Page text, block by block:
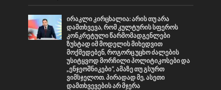
ირაკლი კირცხალია: არის თუ არა
დამთხვევა, რომ კულტურის სფეროს
კონკრეტული წარმომადგენლები
ზუსტად იმ მოდელის მიხედვით
მოქმედებენ, როგორც უცხო ძალების
უსიტყვოდ მორჩილი პოლიტიკოსები და
„ენჯეოშნიკები“, ამაზე თუ გსურთ
ვიმსჯელოთ. პირადად მე, ასეთი
დამთხვევების არ მჯერა